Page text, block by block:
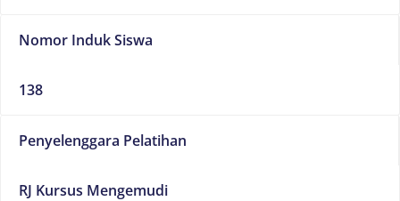
Nomor Induk Siswa
138
Penyelenggara Pelatihan
RJ Kursus Mengemudi